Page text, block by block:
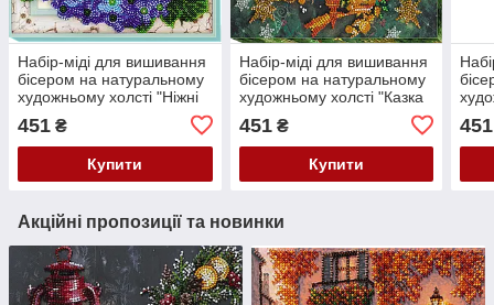
Набір-міді для вишивання
бісером на натуральному
художньому холсті "Ніжні
гортензії" Абрис Арт AMB-
004
451 ₴
Купити
Набір-міді для вишивання
бісером на натуральному
художньому холсті "Казка
оживає" Абрис Арт AMB-
006
451₴
Купити
Арт
451
Акційні пропозиції та новинки